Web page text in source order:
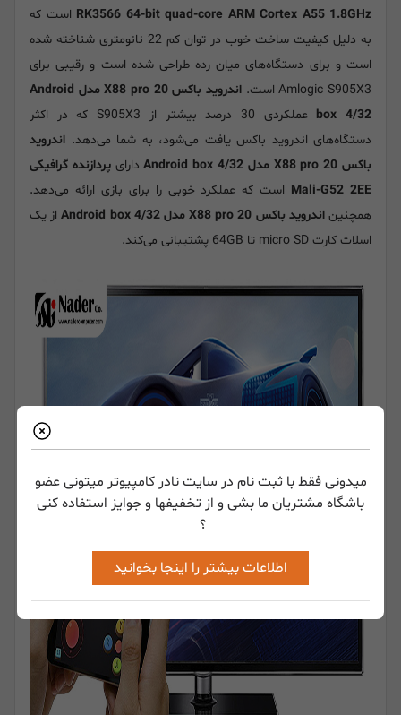
میدونی فقط با ثبت نام در سایت نادر کامپیوتر میتونی عضو
باشگاه مشتریان ما بشی و از تخفیفها و جوایز استفاده کنی
؟
اطلاعات بیشتر را اینجا بخوانید
RK3566 64-bit quad-core ARM Cortex A55 1.8GHz است که
به دلیل کیفیت ساخت خوب در توان کم 22 نانومتری شناخته شده
است و برای دستگاه‌های میان رده طراحی شده است و رقیبی برای
Amlogic S905X3 است.
اندروید باکس X88 pro 20 مدل Android
box 4/32
عملکردی 30 درصد بیشتر از S905X3 که در اکثر
دستگاه‌های اندروید باکس یافت می‌شود، به شما می‌دهد. اندروید
باکس X88 pro 20 مدل Android box 4/32
دارایپردازنده گرافیکی
Mali-G52 2EE است که عملکرد خوبی را برای بازی ارائه می‌دهد.
همچنیناندروید باکس X88 pro 20 مدل Android box 4/32
از یک
اسلات کارت micro SD تا 64GB پشتیبانی می‌کند.